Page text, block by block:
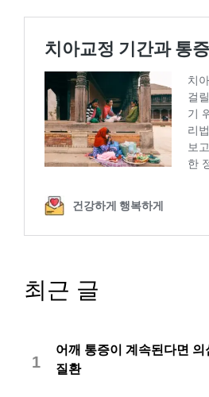
최근 글
1
어깨 통증이 계속된다면 의
질환